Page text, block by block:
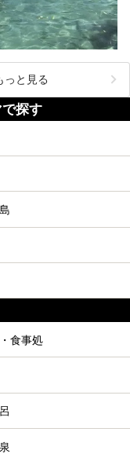
っと見る
探す
食事処